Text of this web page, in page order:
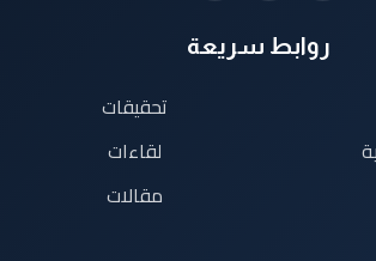
روابط سريعة
تحقيقات
لقاءات
مقالات